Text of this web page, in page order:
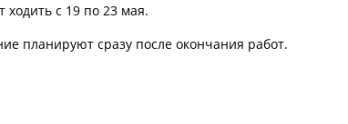
ходить с 19 по 23 мая.
планируют сразу после окончания работ.